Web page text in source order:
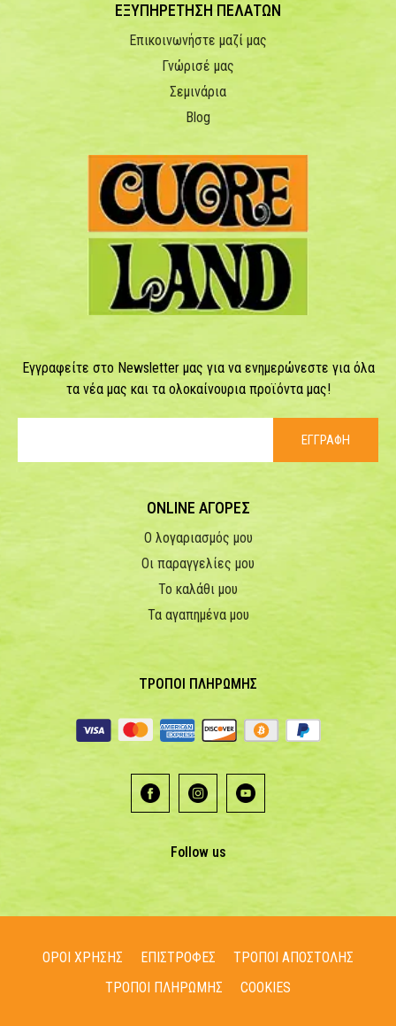
ΕΞΥΠΗΡΕΤΗΣΗ ΠΕΛΑΤΩΝ
Επικοινωνήστε μαζί μας
Γνώρισέ μας
Σεμινάρια
Blog
Εγγραφείτε στο Newsletter μας για να ενημερώνεστε για όλα
τα νέα μας και τα ολοκαίνουρια προϊόντα μας!
ΕΓΓΡΑΦΗ
ONLINE ΑΓΟΡΕΣ
Ο λογαριασμός μου
Οι παραγγελίες μου
Το καλάθι μου
Τα αγαπημένα μου
ΤΡΟΠΟΙ ΠΛΗΡΩΜΗΣ
Follow us
ΟΡΟΙ ΧΡΗΣΗΣ ΕΠΙΣΤΡΟΦΕΣ
ΤΡΟΠΟΙ ΑΠΟΣΤΟΛΗΣ
ΤΡΟΠΟΙ ΠΛΗΡΩΜΗΣ
COOKIES